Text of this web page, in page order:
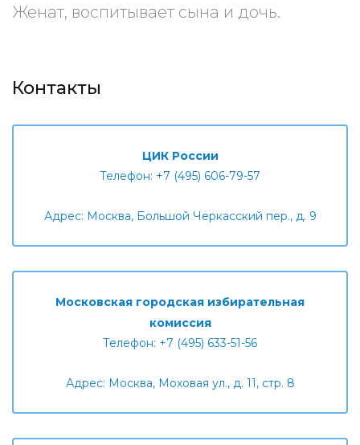
Женат, воспитывает сына и дочь.
Контакты
ЦИК России
Телефон: +7 (495) 606-79-57
Адрес: Москва, Большой Черкасский пер., д. 9
Московская городская избирательная
комиссия
Телефон: +7 (495) 633-51-56
Адрес: Москва, Моховая ул., д. 11, стр. 8